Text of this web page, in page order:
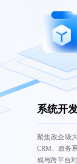
系统开
聚焦政企级
CRM、政务
成与跨平台